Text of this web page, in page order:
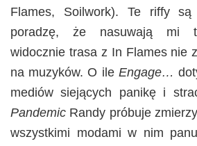
Flames, Soilwork). Te riffy
poradzę, że nasuwają mi
widocznie trasa z In Flames nie
na muzyków. O ile Engage…
mediów siejących panikę i
Pandemic Randy próbuje
wszystkimi modami w nim